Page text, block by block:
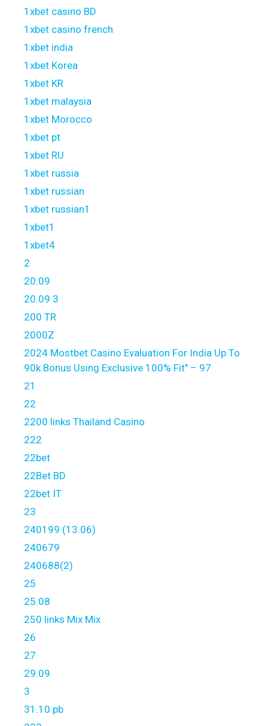
1xbet casino BD
1xbet casino french
1xbet india
1xbet Korea
1xbet KR
1xbet malaysia
1xbet Morocco
1xbet pt
1xbet RU
1xbet russia
1xbet russian
1xbet russian1
1xbet1
1xbet4
2
20.09
20.09 3
200 TR
2000Z
2024 Mostbet Casino Evaluation For India Up To
90k Bonus Using Exclusive 100% Fit" – 97
21
22
2200 links Thailand Casino
222
22bet
22Bet BD
22bet IT
23
240199 (13.06)
240679
240688(2)
25
25.08
250 links Mix Mix
26
27
29.09
3
31.10 pb